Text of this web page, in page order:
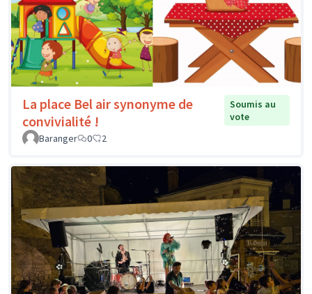
La place Bel air synonyme de
convivialité !
Soumis au
vote
Baranger
0 2